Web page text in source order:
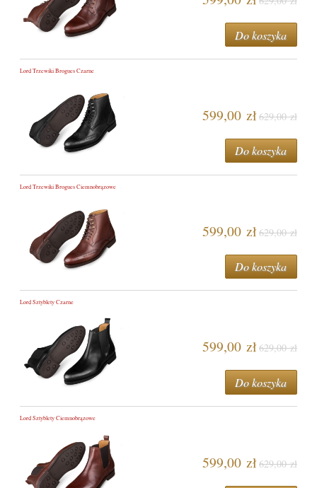
Do koszyka
Lord Trzewiki Brogues Czarne
599,00 zł 629,00 zł
Do koszyka
Lord Trzewiki Brogues Ciemnobrązowe
599,00 zł 629,00 zł
Do koszyka
Lord Sztyblety Czarne
599,00 zł 629,00 zł
Do koszyka
Lord Sztyblety Ciemnobrązowe
599,00 zł 629,00 zł